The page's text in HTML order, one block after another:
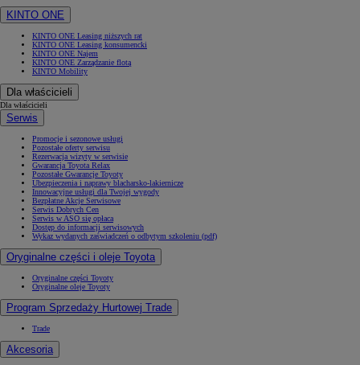
KINTO ONE
KINTO ONE Leasing niższych rat
KINTO ONE Leasing konsumencki
KINTO ONE Najem
KINTO ONE Zarządzanie flotą
KINTO Mobility
Dla właścicieli
Dla właścicieli
Serwis
Promocje i sezonowe usługi
Pozostałe oferty serwisu
Rezerwacja wizyty w serwisie
Gwarancja Toyota Relax
Pozostałe Gwarancje Toyoty
Ubezpieczenia i naprawy blacharsko-lakiernicze
Innowacyjne usługi dla Twojej wygody
Bezpłatne Akcje Serwisowe
Serwis Dobrych Cen
Serwis w ASO się opłaca
Dostęp do informacji serwisowych
Wykaz wydanych zaświadczeń o odbytym szkoleniu (pdf)
Oryginalne części i oleje Toyota
Oryginalne części Toyoty
Oryginalne oleje Toyoty
Program Sprzedaży Hurtowej Trade
Trade
Akcesoria